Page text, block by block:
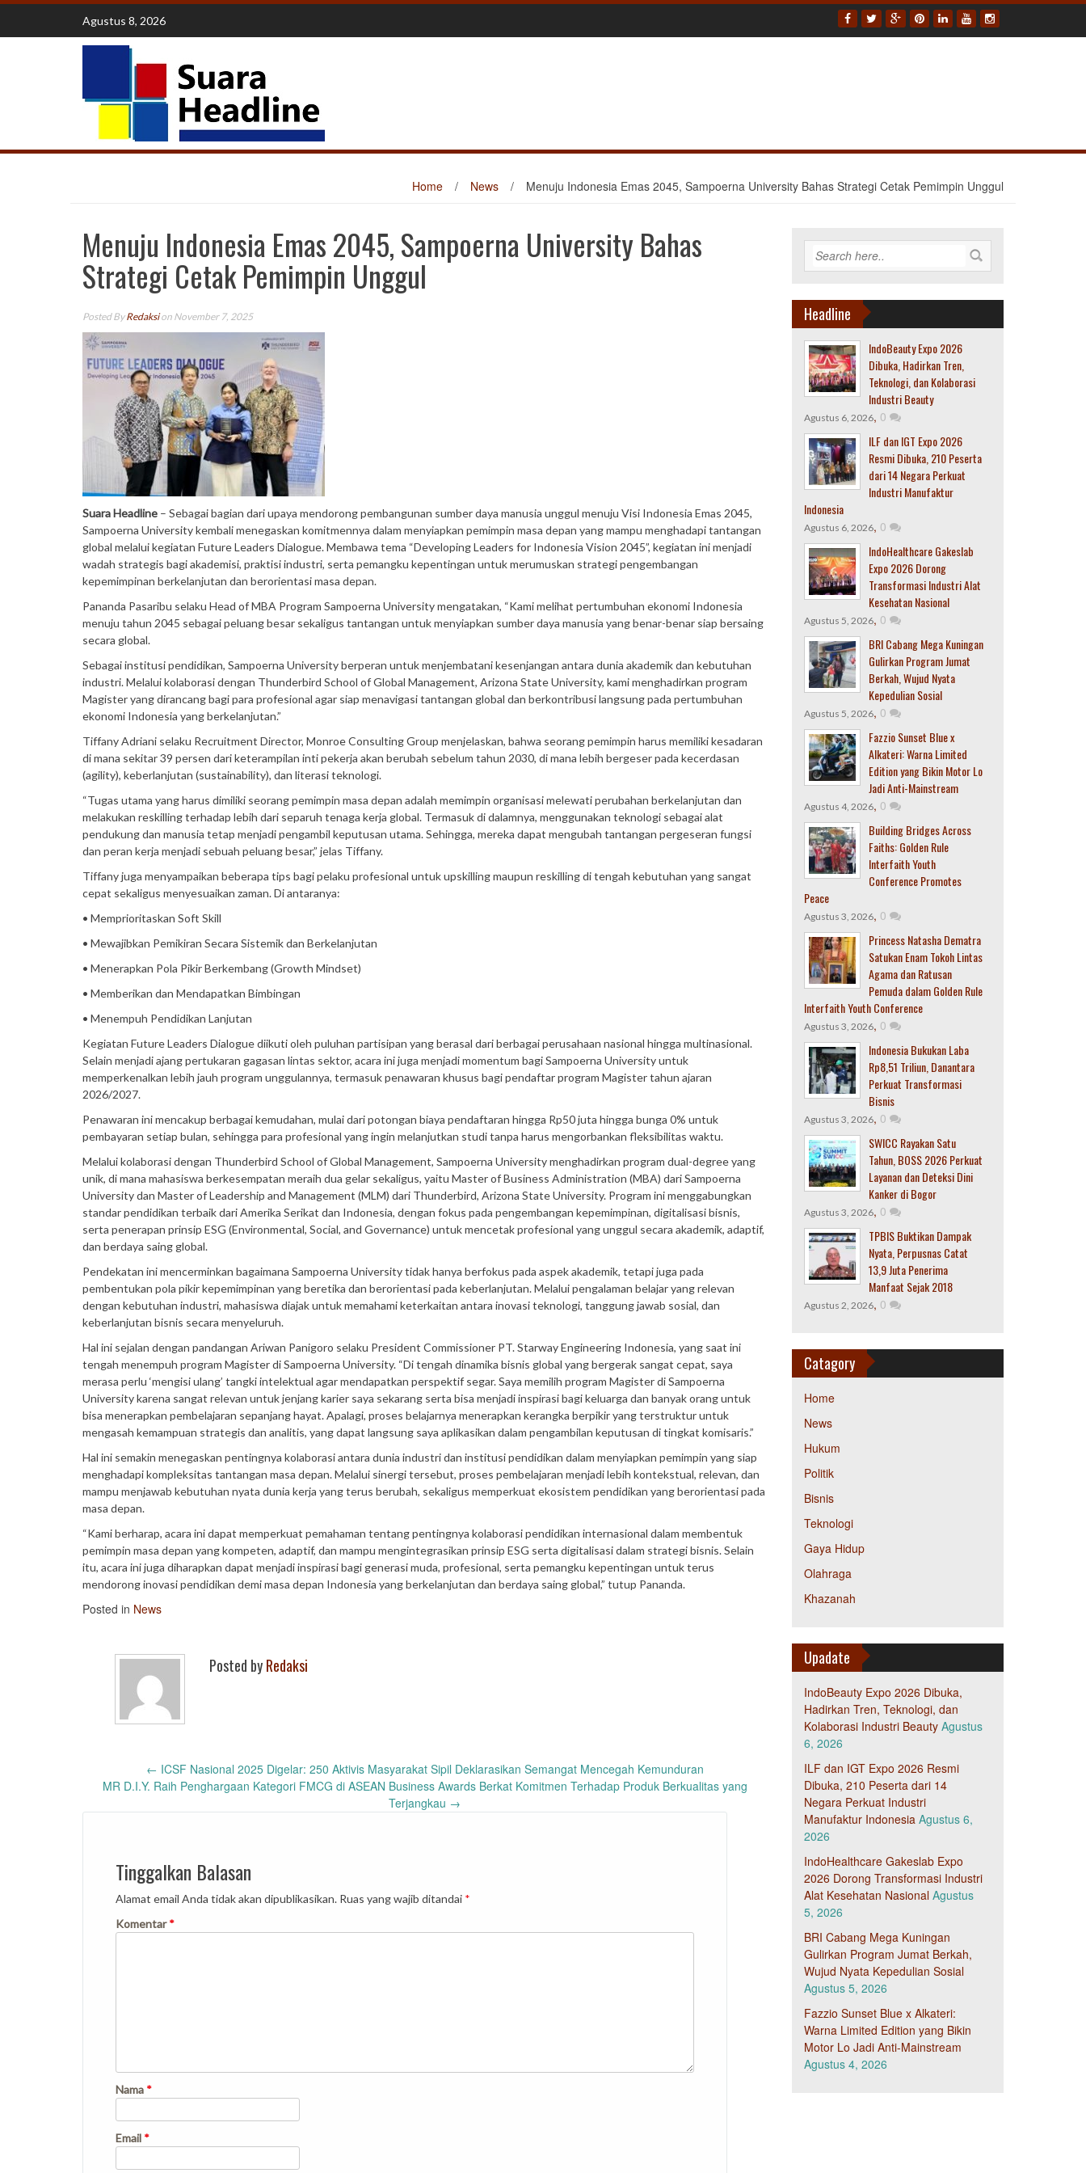
Skip
content
Agustus 8, 2026
Home / News / Menuju Indonesia Emas 2045, Sampoerna University Bahas Strategi Cetak Pemimpin Unggul
Menuju Indonesia Emas 2045, Sampoerna University Bahas
Strategi Cetak Pemimpin Unggul
Posted ByRedaksion November 7, 2025
Suara Headline – Sebagai bagian dari upaya mendorong pembangunan sumber daya manusia unggul menuju Visi Indonesia Emas 2045,
Sampoerna University kembali menegaskan komitmennya dalam menyiapkan pemimpin masa depan yang mampu menghadapi tantangan
global melalui kegiatan Future Leaders Dialogue. Membawa tema “Developing Leaders for Indonesia Vision 2045”, kegiatan ini menjadi
wadah strategis bagi akademisi, praktisi industri, serta pemangku kepentingan untuk merumuskan strategi pengembangan
kepemimpinan berkelanjutan dan berorientasi masa depan.
Pananda Pasaribu selaku Head of MBA Program Sampoerna University mengatakan, “Kami melihat pertumbuhan ekonomi Indonesia
menuju tahun 2045 sebagai peluang besar sekaligus tantangan untuk menyiapkan sumber daya manusia yang benar-benar siap bersaing
secara global.
Sebagai institusi pendidikan, Sampoerna University berperan untuk menjembatani kesenjangan antara dunia akademik dan kebutuhan
industri. Melalui kolaborasi dengan Thunderbird School of Global Management, Arizona State University, kami menghadirkan program
Magister yang dirancang bagi para profesional agar siap menavigasi tantangan global dan berkontribusi langsung pada pertumbuhan
ekonomi Indonesia yang berkelanjutan.”
Tiffany Adriani selaku Recruitment Director, Monroe Consulting Group menjelaskan, bahwa seorang pemimpin harus memiliki kesadaran
di mana sekitar 39 persen dari keterampilan inti pekerja akan berubah sebelum tahun 2030, di mana lebih bergeser pada kecerdasan
(agility), keberlanjutan (sustainability), dan literasi teknologi.
“Tugas utama yang harus dimiliki seorang pemimpin masa depan adalah memimpin organisasi melewati perubahan berkelanjutan dan
melakukan reskilling terhadap lebih dari separuh tenaga kerja global. Termasuk di dalamnya, menggunakan teknologi sebagai alat
pendukung dan manusia tetap menjadi pengambil keputusan utama. Sehingga, mereka dapat mengubah tantangan pergeseran fungsi
dan peran kerja menjadi sebuah peluang besar,” jelas Tiffany.
Tiffany juga menyampaikan beberapa tips bagi pelaku profesional untuk upskilling maupun reskilling di tengah kebutuhan yang sangat
cepat sekaligus menyesuaikan zaman. Di antaranya:
• Memprioritaskan Soft Skill
• Mewajibkan Pemikiran Secara Sistemik dan Berkelanjutan
• Menerapkan Pola Pikir Berkembang (Growth Mindset)
• Memberikan dan Mendapatkan Bimbingan
• Menempuh Pendidikan Lanjutan
Kegiatan Future Leaders Dialogue diikuti oleh puluhan partisipan yang berasal dari berbagai perusahaan nasional hingga multinasional.
Selain menjadi ajang pertukaran gagasan lintas sektor, acara ini juga menjadi momentum bagi Sampoerna University untuk
memperkenalkan lebih jauh program unggulannya, termasuk penawaran khusus bagi pendaftar program Magister tahun ajaran
2026/2027.
Penawaran ini mencakup berbagai kemudahan, mulai dari potongan biaya pendaftaran hingga Rp50 juta hingga bunga 0% untuk
pembayaran setiap bulan, sehingga para profesional yang ingin melanjutkan studi tanpa harus mengorbankan fleksibilitas waktu.
Melalui kolaborasi dengan Thunderbird School of Global Management, Sampoerna University menghadirkan program dual-degree yang
unik, di mana mahasiswa berkesempatan meraih dua gelar sekaligus, yaitu Master of Business Administration (MBA) dari Sampoerna
University dan Master of Leadership and Management (MLM) dari Thunderbird, Arizona State University. Program ini menggabungkan
standar pendidikan terbaik dari Amerika Serikat dan Indonesia, dengan fokus pada pengembangan kepemimpinan, digitalisasi bisnis,
serta penerapan prinsip ESG (Environmental, Social, and Governance) untuk mencetak profesional yang unggul secara akademik, adaptif,
dan berdaya saing global.
Pendekatan ini mencerminkan bagaimana Sampoerna University tidak hanya berfokus pada aspek akademik, tetapi juga pada
pembentukan pola pikir kepemimpinan yang beretika dan berorientasi pada keberlanjutan. Melalui pengalaman belajar yang relevan
dengan kebutuhan industri, mahasiswa diajak untuk memahami keterkaitan antara inovasi teknologi, tanggung jawab sosial, dan
keberlanjutan bisnis secara menyeluruh.
Hal ini sejalan dengan pandangan Ariwan Panigoro selaku President Commissioner PT. Starway Engineering Indonesia, yang saat ini
tengah menempuh program Magister di Sampoerna University. “Di tengah dinamika bisnis global yang bergerak sangat cepat, saya
merasa perlu ‘mengisi ulang’ tangki intelektual agar mendapatkan perspektif segar. Saya memilih program Magister di Sampoerna
University karena sangat relevan untuk jenjang karier saya sekarang serta bisa menjadi inspirasi bagi keluarga dan banyak orang untuk
bisa menerapkan pembelajaran sepanjang hayat. Apalagi, proses belajarnya menerapkan kerangka berpikir yang terstruktur untuk
mengasah kemampuan strategis dan analitis, yang dapat langsung saya aplikasikan dalam pengambilan keputusan di tingkat komisaris.”
Hal ini semakin menegaskan pentingnya kolaborasi antara dunia industri dan institusi pendidikan dalam menyiapkan pemimpin yang siap
menghadapi kompleksitas tantangan masa depan. Melalui sinergi tersebut, proses pembelajaran menjadi lebih kontekstual, relevan, dan
mampu menjawab kebutuhan nyata dunia kerja yang terus berubah, sekaligus memperkuat ekosistem pendidikan yang berorientasi pada
masa depan.
“Kami berharap, acara ini dapat memperkuat pemahaman tentang pentingnya kolaborasi pendidikan internasional dalam membentuk
pemimpin masa depan yang kompeten, adaptif, dan mampu mengintegrasikan prinsip ESG serta digitalisasi dalam strategi bisnis. Selain
itu, acara ini juga diharapkan dapat menjadi inspirasi bagi generasi muda, profesional, serta pemangku kepentingan untuk terus
mendorong inovasi pendidikan demi masa depan Indonesia yang berkelanjutan dan berdaya saing global,” tutup Pananda.
Posted in News
Posted byRedaksi
Post
navigation
← ICSF Nasional 2025 Digelar: 250 Aktivis Masyarakat Sipil Deklarasikan Semangat Mencegah Kemunduran
MR D.I.Y. Raih Penghargaan Kategori FMCG di ASEAN Business Awards Berkat Komitmen Terhadap Produk Berkualitas yang
Terjangkau →
Tinggalkan Balasan
Alamat email Anda tidak akan dipublikasikan. Ruas yang wajib ditandai *
Komentar*
Nama *
Email *
Headline
IndoBeauty Expo 2026
Dibuka, Hadirkan Tren,
Teknologi, dan Kolaborasi
Industri Beauty
Agustus 6, 2026, 0
ILF dan IGT Expo 2026
Resmi Dibuka, 210 Peserta
dari 14 Negara Perkuat
Industri Manufaktur
Indonesia
Agustus 6, 2026, 0
IndoHealthcare Gakeslab
Expo 2026 Dorong
Transformasi Industri Alat
Kesehatan Nasional
Agustus 5, 2026, 0
BRI Cabang Mega Kuningan
Gulirkan Program Jumat
Berkah, Wujud Nyata
Kepedulian Sosial
Agustus 5, 2026, 0
Fazzio Sunset Blue x
Alkateri: Warna Limited
Edition yang Bikin Motor Lo
Jadi Anti-Mainstream
Agustus 4, 2026, 0
Building Bridges Across
Faiths: Golden Rule
Interfaith Youth
Conference Promotes
Peace
Agustus 3, 2026, 0
Princess Natasha Dematra
Satukan Enam Tokoh Lintas
Agama dan Ratusan
Pemuda dalam Golden Rule
Interfaith Youth Conference
Agustus 3, 2026, 0
Indonesia Bukukan Laba
Rp8,51 Triliun, Danantara
Perkuat Transformasi
Bisnis
Agustus 3, 2026, 0
SWICC Rayakan Satu
Tahun, BOSS 2026 Perkuat
Layanan dan Deteksi Dini
Kanker di Bogor
Agustus 3, 2026, 0
TPBIS Buktikan Dampak
Nyata, Perpusnas Catat
13,9 Juta Penerima
Manfaat Sejak 2018
Agustus 2, 2026, 0
Catagory
Home
News
Hukum
Politik
Bisnis
Teknologi
Gaya Hidup
Olahraga
Khazanah
Upadate
IndoBeauty Expo 2026 Dibuka,
Hadirkan Tren, Teknologi, dan
Kolaborasi Industri Beauty Agustus
6, 2026
ILF dan IGT Expo 2026 Resmi
Dibuka, 210 Peserta dari 14
Negara Perkuat Industri
Manufaktur Indonesia Agustus 6,
2026
IndoHealthcare Gakeslab Expo
2026 Dorong Transformasi Industri
Alat Kesehatan Nasional Agustus
5, 2026
BRI Cabang Mega Kuningan
Gulirkan Program Jumat Berkah,
Wujud Nyata Kepedulian Sosial
Agustus 5, 2026
Fazzio Sunset Blue x Alkateri:
Warna Limited Edition yang Bikin
Motor Lo Jadi Anti-Mainstream
Agustus 4, 2026